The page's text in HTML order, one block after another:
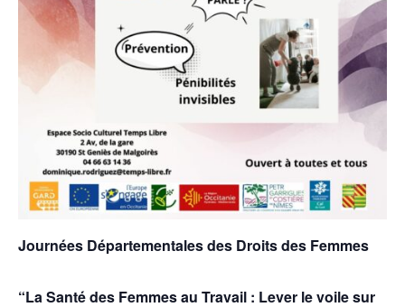
Journées Départementales des Droits des Femmes
“La Santé des Femmes au Travail : Lever le voile sur